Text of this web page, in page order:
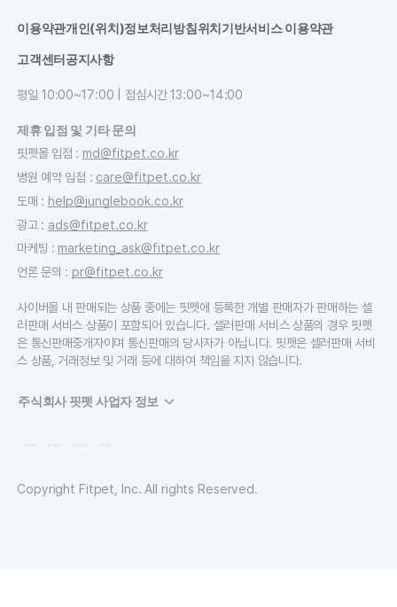
이용약관개인(위치)정보처리방침위치기반서비스 이용약관
고객센터공지사항
평일 10:00~17:00 | 점심시간 13:00~14:00
제휴 입점 및 기타 문의
핏펫몰 입점 : md@fitpet.co.kr
병원 예약 입점 : care@fitpet.co.kr
도매 : help@junglebook.co.kr
광고: ads@fitpet.co.kr
마케팅 : marketing_ask@fitpet.co.kr
언론 문의 : pr@fitpet.co.kr
사이버몰 내 판매되는 상품 중에는 핏펫에 등록한 개별 판매자가 판매하는 셀
러판매 서비스 상품이 포함되어 있습니다. 셀러판매 서비스 상품의 경우 핏펫
은 통신판매중개자이며 통신판매의 당사자가 아닙니다. 핏펫은 셀러판매 서비
스 상품, 거래정보 및 거래 등에 대하여 책임을 지지 않습니다.
주식회사 핏펫 사업자 정보
Copyright Fitpet, Inc. All rights Reserved.